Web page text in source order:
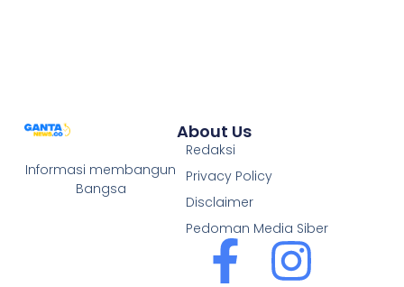
Informasi membangun
Bangsa
About Us
Redaksi
Privacy Policy
Disclaimer
Pedoman Media Siber